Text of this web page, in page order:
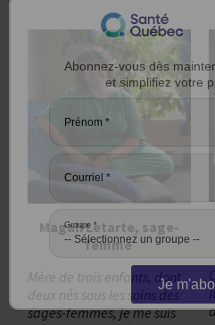
Magali Letarte, sage-
femme
Mère de trois enfants, dont
deux nés sous les soins des
sages-femmes, je me suis
Abonnez-vous dès
et simplifiez votre
Courriel*
Groupe *
Je